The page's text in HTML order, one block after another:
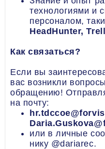
технологиями и
персоналом,
HeadHunter,
Как связаться?
Если вы
вас возникли
обращению!
на почту:
или в личные
нику @dariarec.